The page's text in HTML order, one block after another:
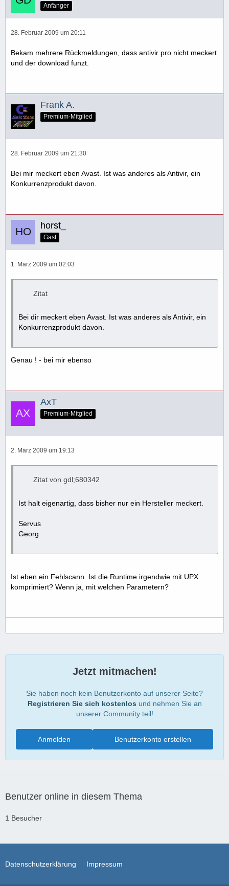
Anfänger
28. Februar 2009 um 20:11
Bekam mehrere Rückmeldungen, dass antivir pro nicht meckert
und der download funzt.
Frank A.
Premium-Mitglied
28. Februar 2009 um 21:30
Bei mir meckert eben Avast. Ist was anderes als Antivir, ein
Konkurrenzprodukt davon.
horst_
Gast
1. März 2009 um 02:03
Zitat
Bei dir meckert eben Avast. Ist was anderes als Antivir, ein
Konkurrenzprodukt davon.
Genau ! - bei mir ebenso
AxT
Premium-Mitglied
2. März 2009 um 19:13
Zitat von gdl;680342
Ist halt eigenartig, dass bisher nur ein Hersteller meckert.
Servus
Georg
Ist eben ein Fehlscann. Ist die Runtime irgendwie mit UPX
komprimiert? Wenn ja, mit welchen Parametern?
Jetzt mitmachen!
Sie haben noch kein Benutzerkonto auf unserer Seite?
Registrieren Sie sich kostenlos und nehmen Sie an
unserer Community teil!
Benutzerkonto erstellen
Anmelden
Benutzer online in diesem Thema
1 Besucher
Datenschutzerklärung Impressum